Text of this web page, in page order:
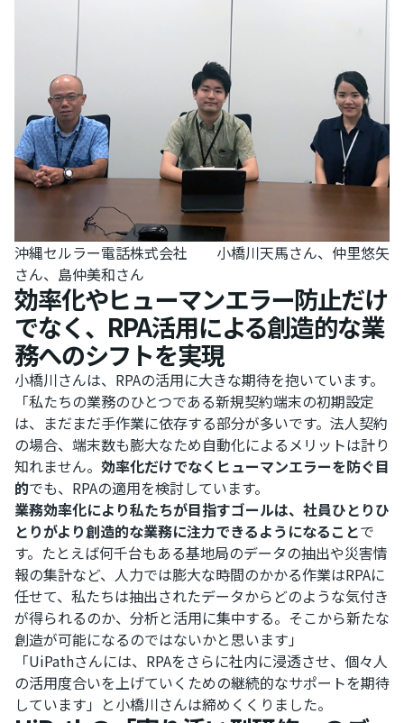
沖縄セルラー電話株式会社 小橋川天馬さん、仲里悠矢
さん、島仲美和さん
効率化やヒューマンエラー防止だけ
でなく、RPA活用による創造的な業
務へのシフトを実現
小橋川さんは、RPAの活用に大きな期待を抱いています。
「私たちの業務のひとつである新規契約端末の初期設定
は、まだまだ手作業に依存する部分が多いです。法人契約
の場合、端末数も膨大なため自動化によるメリットは計り
知れません。 効率化だけでなくヒューマンエラーを防ぐ目
的でも、RPAの適用を検討しています。
業務効率化により私たちが目指すゴールは、社員ひとりひ
とりがより創造的な業務に注力できるようになることで
す。たとえば何千台もある基地局のデータの抽出や災害情
報の集計など、人力では膨大な時間のかかる作業はRPAに
任せて、私たちは抽出されたデータからどのような気付き
が得られるのか、分析と活用に集中する。そこから新たな
創造が可能になるのではないかと思います」
「UiPathさんには、RPAをさらに社内に浸透させ、個々人
の活用度合いを上げていくための継続的なサポートを期待
しています」と小橋川さんは締めくくりました。